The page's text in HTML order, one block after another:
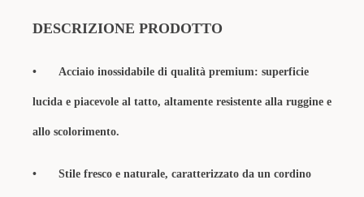
DESCRIZIONE PRODOTTO
• Acciaio inossidabile di qualità premium: superficie
lucida e piacevole al tatto, altamente resistente alla ruggine e
allo scolorimento.
• Stile fresco e naturale, caratterizzato da un cordino